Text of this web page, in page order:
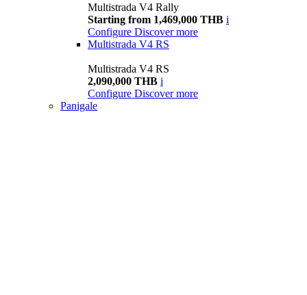
Multistrada V4 Rally
Starting from 1,469,000 THB i
Configure Discover more
Multistrada V4 RS
Multistrada V4 RS
2,090,000 THB i
Configure Discover more
Panigale